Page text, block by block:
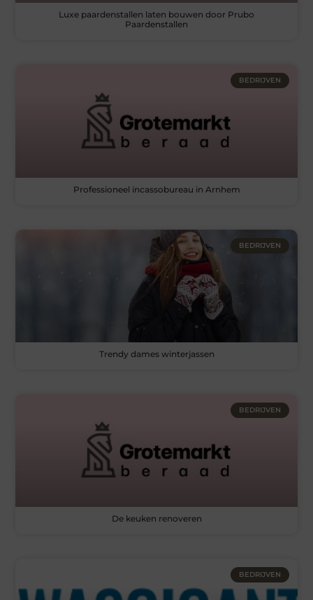
Luxe paardenstallen laten bouwen door Prubo
Paardenstallen
BEDRIJVEN
Professioneel incassobureau in Arnhem
BEDRIJVEN
Trendy dames winterjassen
BEDRIJVEN
De keuken renoveren
BEDRIJVEN